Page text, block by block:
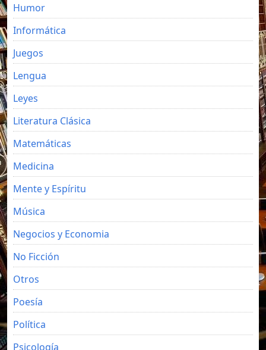
Humor
Informática
Juegos
Lengua
Leyes
Literatura Clásica
Matemáticas
Medicina
Mente y Espíritu
Música
Negocios y Economia
No Ficción
Otros
Poesía
Política
Psicología